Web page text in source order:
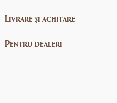
Livrare și achitare
Pentru dealeri